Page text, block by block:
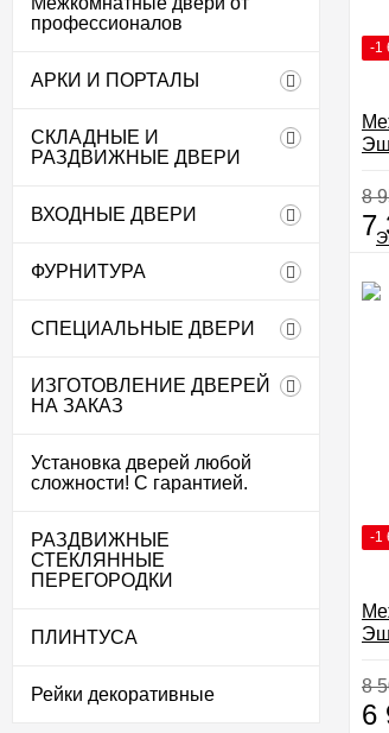
профессионалов
АРКИ И ПОРТАЛЫ
СКЛАДНЫЕ И
РАЗДВИЖНЫЕ ДВЕРИ
ВХОДНЫЕ ДВЕРИ
ФУРНИТУРА
СПЕЦИАЛЬНЫЕ ДВЕРИ
ИЗГОТОВЛЕНИЕ ДВЕРЕЙ
НА ЗАКАЗ
Установка дверей любой
сложности! С гарантией.
РАЗДВИЖНЫЕ
СТЕКЛЯННЫЕ
ПЕРЕГОРОДКИ
ПЛИНТУСА
Рейки декоративные
-1
8
7
-1
8
6